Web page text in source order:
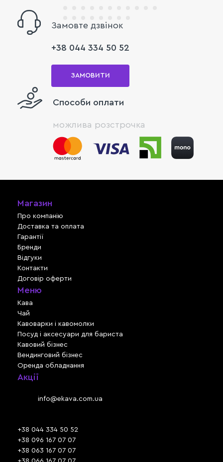
Замовте дзвінок
+38 044 334 50 52
ЗАМОВИТИ
Способи оплати
можлива розстрочка
Магазин
Про компанію
Доставка та оплата
Гарантії
Бренди
Відгуки
Контакти
Договір оферти
Меню
Кава
Чай
Кавоварки і кавомолки
Посуд і аксесуари для бариста
Кавовий бізнес
Вендинговий бізнес
Оренда обладнання
Акції
info@ekava.com.ua
+38 044 334 50 52
+38 096 167 07 07
+38 063 167 07 07